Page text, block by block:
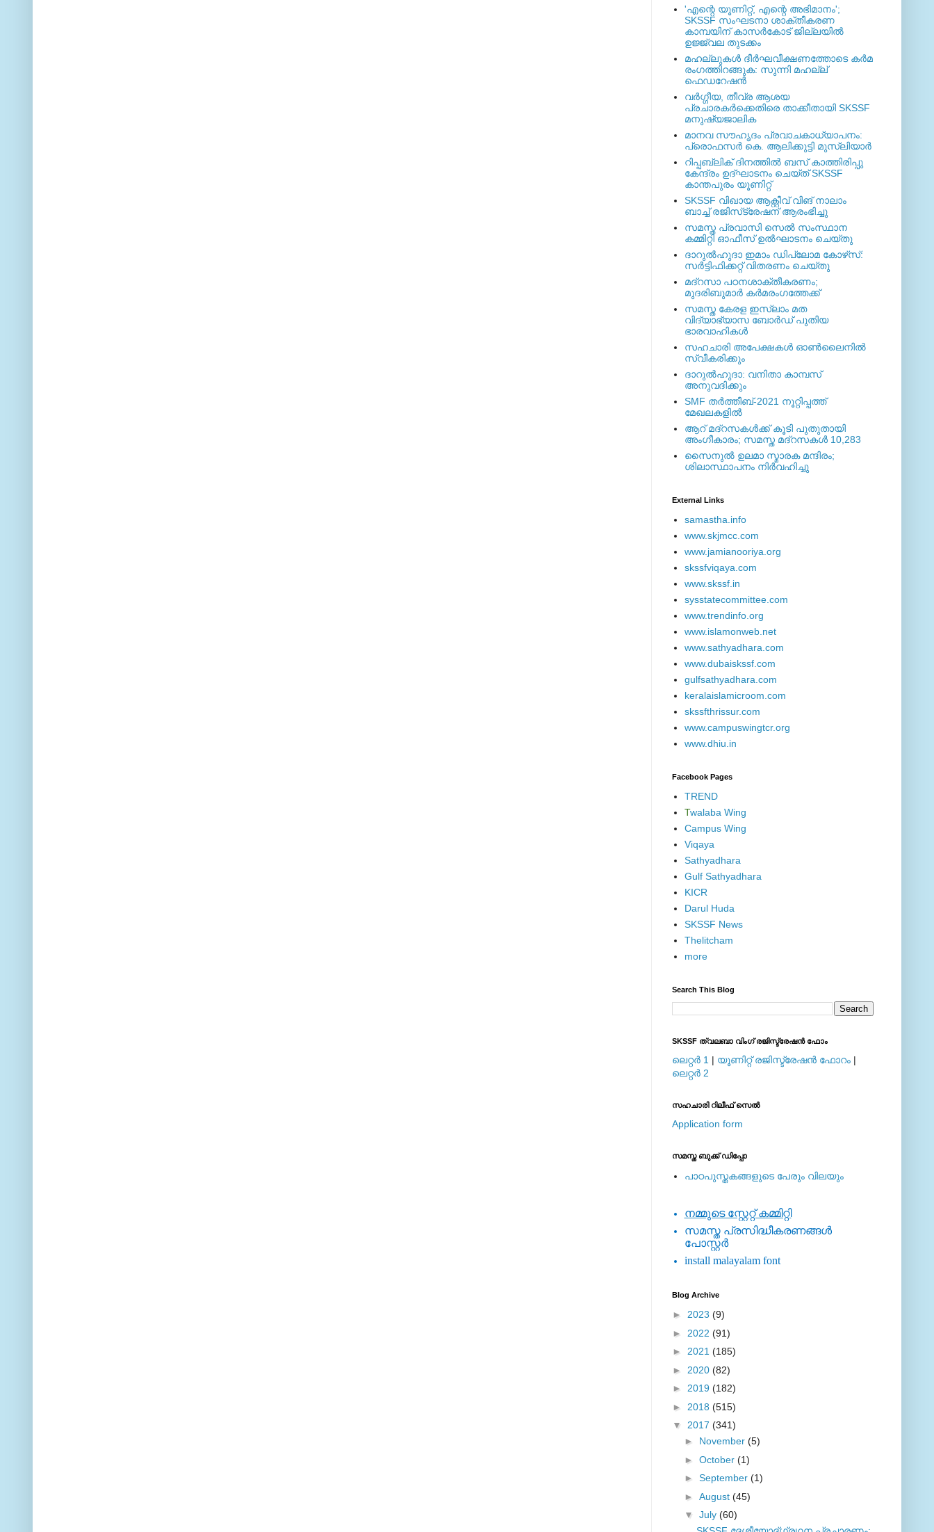
'എന്റെ യൂണിറ്റ്, എന്റെ അഭിമാനം';
SKSSF സംഘടനാ ശാക്തീകരണ
കാമ്പയിന് കാസര്‍കോട് ജില്ലയില്‍
ഉജ്ജ്വല തുടക്കം
മഹല്ലുകള്‍ ദീര്‍ഘവീക്ഷണത്തോടെ കര്‍മ
രംഗത്തിറങ്ങുക: സുന്നി മഹല്ല്
ഫെഡറേഷന്‍
വര്‍ഗ്ഗീയ, തീവ്ര ആശയ
പ്രചാരകര്‍ക്കെതിരെ താക്കീതായി SKSSF
മനുഷ്യജാലിക
മാനവ സൗഹൃദം പ്രവാചകാധ്യാപനം:
പ്രൊഫസർ കെ. ആലിക്കുട്ടി മുസ്ലിയാർ
റിപ്പബ്ലിക് ദിനത്തില്‍ ബസ് കാത്തിരിപ്പു
കേന്ദ്രം ഉദ്ഘാടനം ചെയ്ത്‌ SKSSF
കാന്തപുരം യൂണിറ്റ്
SKSSF വിഖായ ആക്റ്റീവ് വിങ് നാലാം
ബാച്ച് രജിസ്‌ട്രേഷന് ആരംഭിച്ചു
സമസ്ത പ്രവാസി സെല്‍ സംസ്ഥാന
കമ്മിറ്റി ഓഫീസ് ഉല്‍ഘാടനം ചെയ്തു
ദാറുല്‍ഹുദാ ഇമാം ഡിപ്ലോമ കോഴ്‌സ്:
സര്‍ട്ടിഫിക്കറ്റ് വിതരണം ചെയ്തു
മദ്‌റസാ പഠനശാക്തീകരണം;
മുദരിബുമാര്‍ കര്‍മരംഗത്തേക്ക്
സമസ്ത കേരള ഇസ്ലാം മത
വിദ്യാഭ്യാസ ബോര്‍ഡ് പുതിയ
ഭാരവാഹികള്‍
സഹചാരി അപേക്ഷകൾ ഓൺലൈനിൽ
സ്വീകരിക്കും
ദാറുല്‍ഹുദാ: വനിതാ കാമ്പസ്
അനുവദിക്കും
SMF തര്‍ത്തീബ്-2021 നൂറ്റിപ്പത്ത്
മേഖലകളില്‍
ആറ് മദ്റസകള്‍ക്ക് കൂടി പുതുതായി
അംഗീകാരം; സമസ്ത മദ്റസകള്‍ 10,283
സൈനുല്‍ ഉലമാ സ്മാരക മന്ദിരം;
ശിലാസ്ഥാപനം നിര്‍വഹിച്ചു
External ‎Links
samastha.info
www.skjmcc.com
www.jamianooriya.org
skssfviqaya.com
www.skssf.in
sysstatecommittee.com
www.trendinfo.org
www.islamonweb.net
www.sathyadhara.com
www.dubaiskssf.com
gulfsathyadhara.com
keralaislamicroom.com
skssfthrissur.com
www.campuswingtcr.org
www.dhiu.in
Facebook Pages
TREND
Twalaba Wing
Campus Wing
Viqaya
Sathyadhara
Gulf Sathyadhara
KICR
Darul Huda
SKSSF News
Thelitcham
more
Search This Blog
SKSSF ത്വലബാ വിംഗ് രജിസ്ട്രേഷന്‍ ഫോം
ലെറ്റര്‍ 1 | യൂണിറ്റ് രജിസ്ട്രേഷന്‍ ഫോറം |
ലെറ്റര്‍ 2
സഹചാരി റിലീഫ് സെല്‍
Application form
സമസ്ത ബുക്ക് ഡിപ്പോ
പാഠപുസ്തകങ്ങളുടെ പേരും വിലയും
നമ്മുടെ സ്റ്റേറ്റ് കമ്മിറ്റി
സമസ്ത പ്രസിദ്ധീകരണങ്ങള്‍
പോസ്റ്റര്‍
install malayalam font
Blog Archive
► 2023 (9)
► 2022 (91)
► 2021 (185)
► 2020 (82)
► 2019 (182)
► 2018 (515)
▼ 2017 (341)
► November (5)
► October (1)
► September (1)
► August (45)
▼ July (60)